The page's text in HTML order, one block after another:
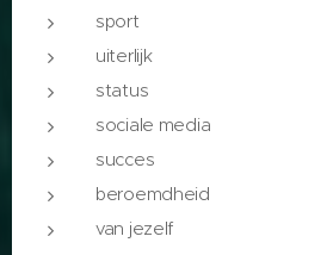
sport
uiterlijk
status
sociale media
succes
beroemdheid
van jezelf